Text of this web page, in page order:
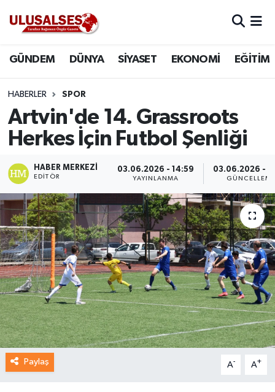
GÜNDEM DÜNYA SİYASET EKONOMİ EĞİTİM
HABERLER SPOR
Artvin'de 14. Grassroots
Herkes İçin Futbol Şenliği
HABER MERKEZI
EDITÖR
03.06.2026 - 14:59
YAYINLANMA
03.06.2026 -
Paylaş A- A+
DÜNYA
SİYASET
EKONOMİ
EĞİTİM
SAĞLIK
MAGAZİN
SPOR
Trafik Durumu
Süper Lig Puan Durumu ve Fikstür
Tüm Manşetler
Son Dakika Haberleri
Haber Arşivi